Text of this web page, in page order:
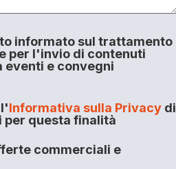
informato sul trattamento
per l'invio di contenuti
eventi e convegni
Informativa sulla Privacydi
per questa finalità
commerciali e